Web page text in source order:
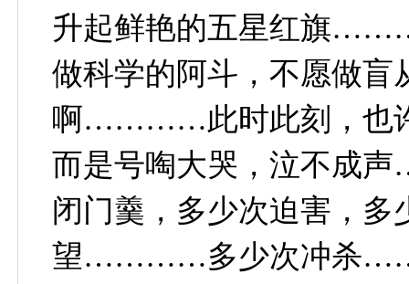
升起鲜艳的五星红旗
做科学的阿斗，不愿做盲
啊…………此时此刻，也
而是号啕大哭，泣不成
闭门羹，多少次迫害，多
望…………多少次冲杀……